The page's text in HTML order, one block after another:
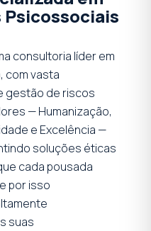
Psicossociais
consultoria líder em
com vasta
gestão de riscos
— Humanização,
e Excelência —
soluções éticas
cada pousada
por isso
suas